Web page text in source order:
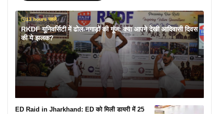
13 hours पहले
RKDF यूनिवर्सिटी में ढोल-नगाड़ों की गूंज: क्या आपने देखी आदिवासी दिवस
की ये झलक?
ED Raid in Jharkhand: ED को मिली डायरी में 25